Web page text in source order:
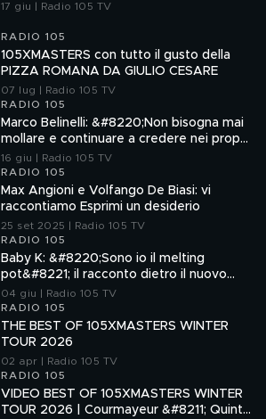
17 giu | Radio 105 TV
RADIO 105
105XMASTERS con tutto il gusto della
PIZZA ROMANA DA GIULIO CESARE
07 lug | Radio 105 TV
RADIO 105
Marco Belinelli: &#8220;Non bisogna mai
mollare e continuare a credere nei propri
sogni&#8221;
16 giu | Radio 105 TV
RADIO 105
Max Angioni e Volfango De Biasi: vi
raccontiamo Esprimi un desiderio
25 set 2025 | Radio 105 TV
RADIO 105
Baby K: &#8220;Sono io il melting
pot&#8221; il racconto dietro il nuovo
singolo TUCAMACARENA
04 giu | Radio 105 TV
RADIO 105
THE BEST OF 105XMASTERS WINTER
TOUR 2026
02 apr | Radio 105 TV
RADIO 105
VIDEO BEST OF 105XMASTERS WINTER
TOUR 2026 | Courmayeur &#8211; Quinta